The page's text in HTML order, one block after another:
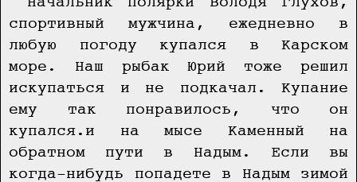
Начальник полярки Володя Глухов,
спортивный мужчина, ежедневно в
любую погоду купался в Карском
море. Наш рыбак Юрий тоже решил
искупаться и не подкачал. Купание
ему так понравилось, что он
купался.и на мысе Каменный на
обратном пути в Надым. Если вы
когда-нибудь попадете в Надым зимой